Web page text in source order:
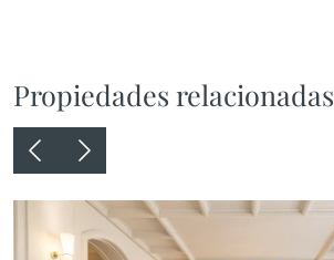
Propiedades relacionadas